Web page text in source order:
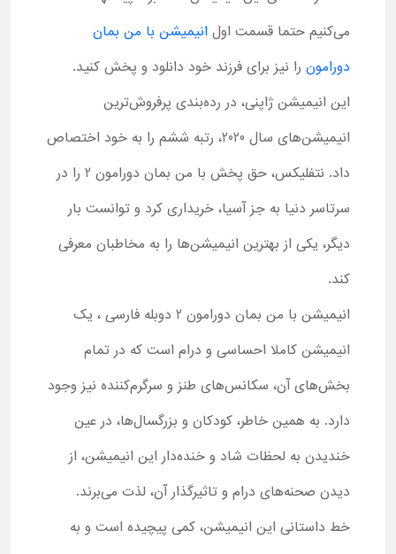
می‌کنیم حتما قسمت اول انیمیشن با من بمان
دورامون را نیز برای فرزند خود دانلود و پخش کنید.
این انیمیشن ژاپنی، در رده‌بندی پرفروش‌ترین
انیمیشن‌های سال 2020، رتبه ششم را به خود اختصاص
داد. نتفلیکس، حق پخش با من بمان دورامون 2 را در
سرتاسر دنیا به جز آسیا، خریداری کرد و توانست بار
دیگر، یکی از بهترین‌ انیمیشن‌ها را به مخاطبان معرفی
کند.
انیمیشن با من بمان دورامون 2 دوبله فارسی ، یک
انیمیشن کاملا احساسی و درام است که در تمام
بخش‌های آن، سکانس‌های طنز و سرگرم‌کننده نیز وجود
دارد. به همین خاطر، کودکان و بزرگسال‌ها، در عین
خندیدن به لحظات شاد و خنده‌دار این انیمیشن، از
دیدن صحنه‌های درام و تاثیرگذار آن، لذت می‌برند.
خط داستانی این انیمیشن، کمی پیچیده است و به